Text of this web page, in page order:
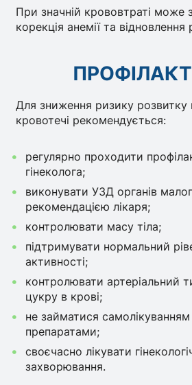
При значній крововтраті може
корекція анемії та відновлення
Для зниження ризику розвитку
кровотечі рекомендується:
регулярно проходити
гінеколога;
виконувати УЗД органів
рекомендацією лікаря;
контролювати масу тіла;
підтримувати нормальний
активності;
контролювати артеріальний
цукру в крові;
не займатися
препаратами;
своєчасно лікувати
захворювання.